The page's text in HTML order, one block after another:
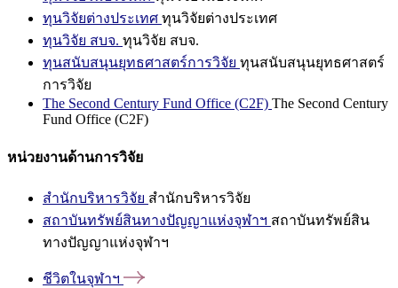
ทุนวิจัยต่างประเทศ ทุนวิจัยต่างประเทศ
ทุนวิจัย สบจ. ทุนวิจัย สบจ.
ทุนสนับสนุนยุทธศาสตร์การวิจัย ทุนสนับสนุนยุทธศาสตร์
การวิจัย
The Second Century Fund Office (C2F) The Second Century
Fund Office (C2F)
หน่วยงานด้านการวิจัย
สำนักบริหารวิจัย สำนักบริหารวิจัย
สถาบันทรัพย์สินทางปัญญาแห่งจุฬาฯ สถาบันทรัพย์สิน
ทางปัญญาแห่งจุฬาฯ
ชีวิตในจุฬาฯ